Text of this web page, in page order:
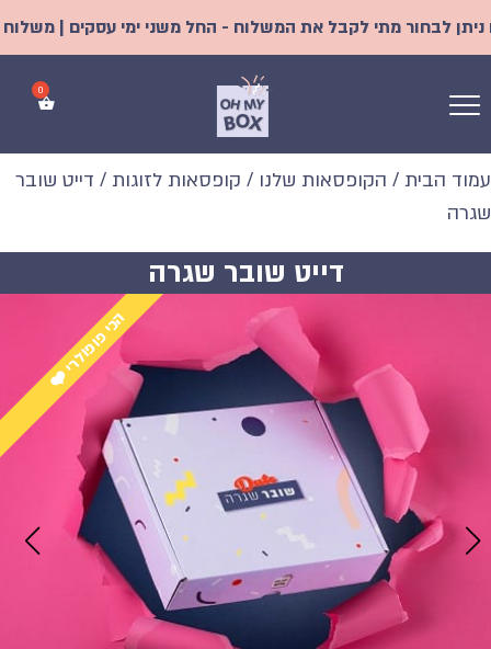
מתי לקבל את המשלוח - החל משני ימי עסקים | משלוח
עמוד הבית / הקופסאות שלנו / קופסאות לזוגות / דייט שובר
שגרה
דייט שובר שגרה
הכי פופולרי ❤️